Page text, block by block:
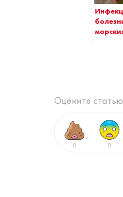
Оцените статью
0 0